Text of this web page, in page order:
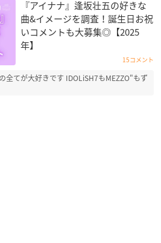
『アイナナ』逢坂壮五の好きな
曲&イメージを調査！誕生日お祝
いコメントも大募集◎【2025
年】
15コメント
全てが大好きです IDOLiSH7もMEZZO"もず